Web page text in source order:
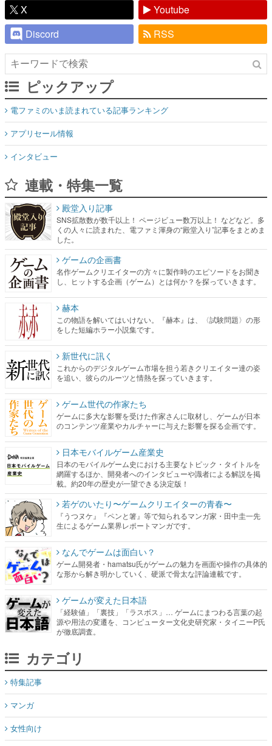
X
Youtube
Discord
RSS
ピックアップ
電ファミのいま読まれている記事ランキング
アプリセール情報
インタビュー
連載・特集一覧
殿堂入り記事
SNS拡散数が数千以上！ ページビュー数万以上！ などなど。多
くの人々に読まれた、電ファミ渾身の“殿堂入り”記事をまとめま
した。
ゲームの企画書
名作ゲームクリエイターの方々に製作時のエピソードをお聞き
し、ヒットする企画（ゲーム）とは何か？を探っていきます。
赫本
この物語を解いてはいけない。『赫本』は、〈試験問題〉の形
をした短編ホラー小説集です。
新世代に訊く
これからのデジタルゲーム市場を担う若きクリエイター達の姿
を追い、彼らのルーツと情熱を探っていきます。
ゲーム世代の作家たち
ゲームに多大な影響を受けた作家さんに取材し、ゲームが日本
のコンテンツ産業やカルチャーに与えた影響を探る企画です。
日本モバイルゲーム産業史
日本のモバイルゲーム史における主要なトピック・タイトルを
網羅するほか、開発者へのインタビューや識者による解説を掲
載。約20年の歴史が一望できる決定版！
若ゲのいたり〜ゲームクリエイターの青春〜
『うつヌケ』『ペンと箸』等で知られるマンガ家・田中圭一先
生によるゲーム業界レポートマンガです。
なんでゲームは面白い？
ゲーム開発者・hamatsu氏がゲームの魅力を画面や操作の具体的
な形から解き明かしていく、硬派で骨太な評論連載です。
ゲームが変えた日本語
「経験値」「裏技」「ラスボス」… ゲームにまつわる言葉の起
源や用法の変遷を、コンピューター文化史研究家・タイニーP氏
が徹底調査。
カテゴリ
特集記事
マンガ
女性向け